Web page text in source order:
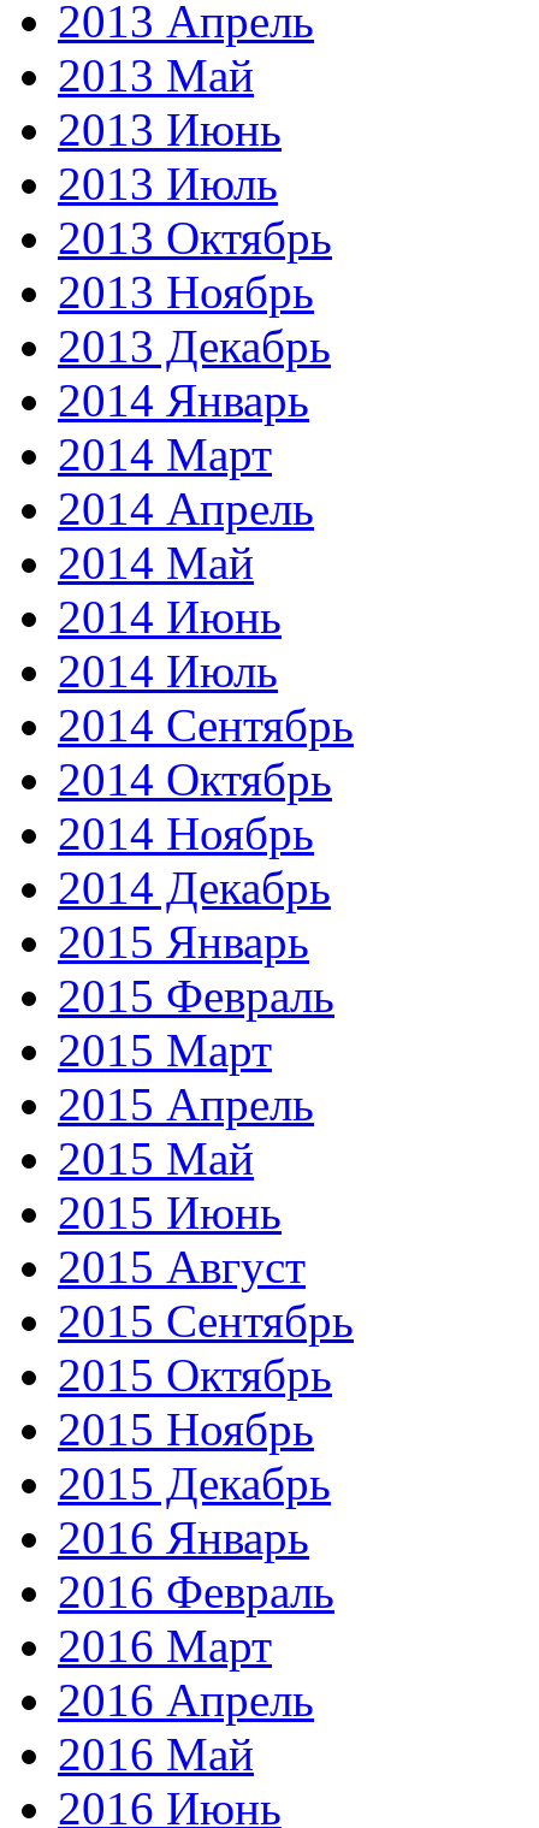
2013 Апрель
2013 Май
2013 Июнь
2013 Июль
2013 Октябрь
2013 Ноябрь
2013 Декабрь
2014 Январь
2014 Март
2014 Апрель
2014 Май
2014 Июнь
2014 Июль
2014 Сентябрь
2014 Октябрь
2014 Ноябрь
2014 Декабрь
2015 Январь
2015 Февраль
2015 Март
2015 Апрель
2015 Май
2015 Июнь
2015 Август
2015 Сентябрь
2015 Октябрь
2015 Ноябрь
2015 Декабрь
2016 Январь
2016 Февраль
2016 Март
2016 Апрель
2016 Май
2016 Июнь